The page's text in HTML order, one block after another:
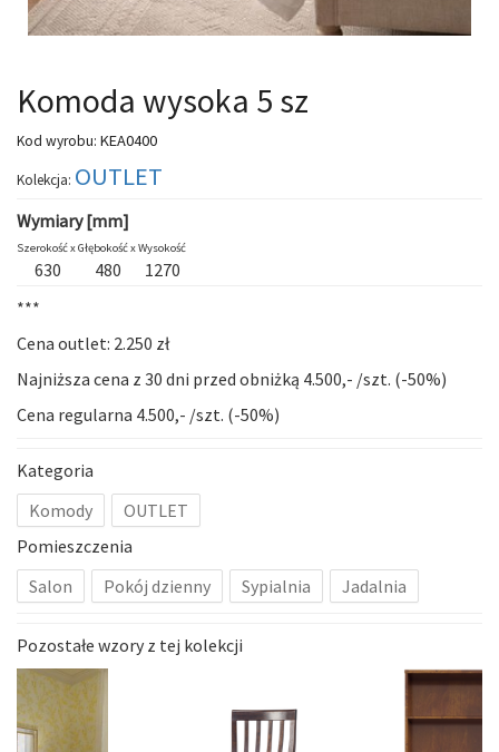
Komoda wysoka 5 sz
Kod wyrobu: KEA0400
Kolekcja: OUTLET
Wymiary [mm]
Szerokość xGłębokość xWysokość
630 480
1270
***
Cena outlet: 2.250 zł
Najniższa cena z 30 dni przed obniżką 4.500,- /szt. (-50%)
Cena regularna 4.500,- /szt. (-50%)
Kategoria
Komody
OUTLET
Pomieszczenia
Salon
Pokój dzienny Sypialnia Jadalnia
Pozostałe wzory z tej kolekcji